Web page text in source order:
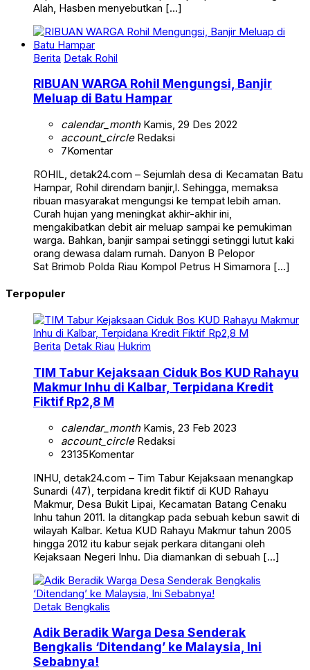
Alah, Hasben menyebutkan […]
Berita Detak Rohil
RIBUAN WARGA Rohil Mengungsi, Banjir
Meluap di Batu Hampar
calendar_monthKamis, 29 Des 2022
account_circleRedaksi
7Komentar
ROHIL, detak24.com – Sejumlah desa di Kecamatan Batu
Hampar, Rohil direndam banjir,l. Sehingga, memaksa
ribuan masyarakat mengungsi ke tempat lebih aman.
Curah hujan yang meningkat akhir-akhir ini,
mengakibatkan debit air meluap sampai ke pemukiman
warga. Bahkan, banjir sampai setinggi setinggi lutut kaki
orang dewasa dalam rumah. Danyon B Pelopor
Sat Brimob Polda Riau Kompol Petrus H Simamora […]
Terpopuler
Berita Detak Riau Hukrim
TIM Tabur Kejaksaan Ciduk Bos KUD Rahayu
Makmur Inhu di Kalbar, Terpidana Kredit
Fiktif Rp2,8 M
calendar_monthKamis, 23 Feb 2023
account_circleRedaksi
23135Komentar
INHU, detak24.com – Tim Tabur Kejaksaan menangkap
Sunardi (47), terpidana kredit fiktif di KUD Rahayu
Makmur, Desa Bukit Lipai, Kecamatan Batang Cenaku
Inhu tahun 2011. Ia ditangkap pada sebuah kebun sawit di
wilayah Kalbar. Ketua KUD Rahayu Makmur tahun 2005
hingga 2012 itu kabur sejak perkara ditangani oleh
Kejaksaan Negeri Inhu. Dia diamankan di sebuah […]
Detak Bengkalis
Adik Beradik Warga Desa Senderak
Bengkalis ‘Ditendang’ ke Malaysia, Ini
Sebabnya!